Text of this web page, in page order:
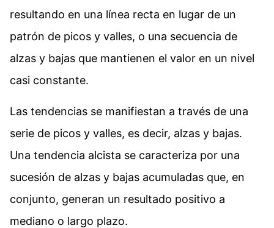
resultando en una línea recta en lugar de un
patrón de picos y valles, o una secuencia de
alzas y bajas que mantienen el valor en un nivel
casi constante.
Las tendencias se manifiestan a través de una
serie de picos y valles, es decir, alzas y bajas.
Una tendencia alcista se caracteriza por una
sucesión de alzas y bajas acumuladas que, en
conjunto, generan un resultado positivo a
mediano o largo plazo.